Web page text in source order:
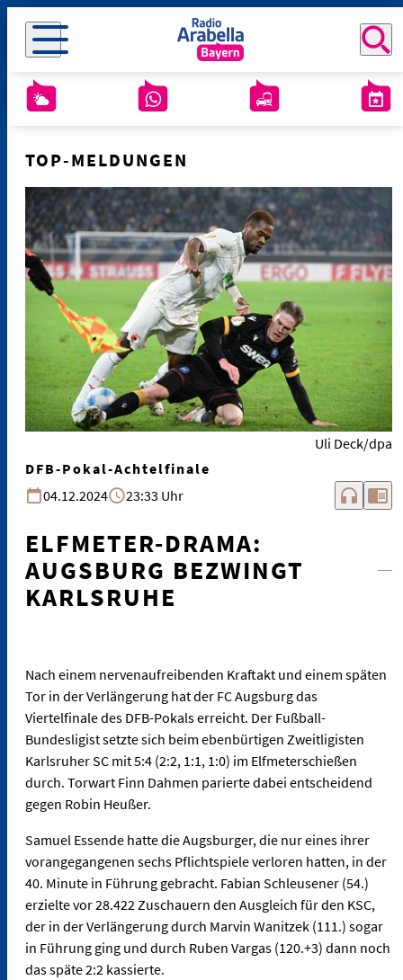
TOP-MELDUNGEN
Uli Deck/dpa
DFB-Pokal-Achtelfinale
04.12.2024
23:33 Uhr headphones chrome_reader_mode
ELFMETER-DRAMA:
AUGSBURG BEZWINGT
KARLSRUHE
Nach einem nervenaufreibenden Kraftakt und einem späten
Tor in der Verlängerung hat der FC Augsburg das
Viertelfinale des DFB-Pokals erreicht. Der Fußball-
Bundesligist setzte sich beim ebenbürtigen Zweitligisten
Karlsruher SC mit 5:4 (2:2, 1:1, 1:0) im Elfmeterschießen
durch. Torwart Finn Dahmen parierte dabei entscheidend
gegen Robin Heußer.
Samuel Essende hatte die Augsburger, die nur eines ihrer
vorangegangenen sechs Pflichtspiele verloren hatten, in der
40. Minute in Führung gebracht. Fabian Schleusener (54.)
erzielte vor 28.422 Zuschauern den Ausgleich für den KSC,
der in der Verlängerung durch Marvin Wanitzek (111.) sogar
in Führung ging und durch Ruben Vargas (120.+3) dann noch
das späte 2:2 kassierte.